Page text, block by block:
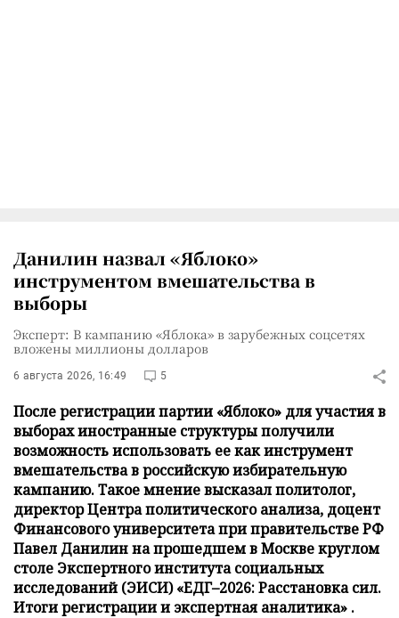
Данилин назвал «Яблоко»
инструментом вмешательства в
выборы
Эксперт: В кампанию «Яблока» в зарубежных соцсетях
вложены миллионы долларов
6 августа 2026, 16:49 5
После регистрации партии «Яблоко» для участия в
выборах иностранные структуры получили
возможность использовать ее как инструмент
вмешательства в российскую избирательную
кампанию. Такое мнение высказал политолог,
директор Центра политического анализа, доцент
Финансового университета при правительстве РФ
Павел Данилин на прошедшем в Москве круглом
столе Экспертного института социальных
исследований (ЭИСИ) «ЕДГ–2026: Расстановка сил.
Итоги регистрации и экспертная аналитика» .